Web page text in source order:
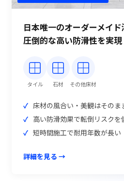
日本唯一のオーダーメイ
圧倒的な高い防滑性を実現
タイル 石材 その他床材
床材の風合い・美観はそのま
高い防滑効果で転倒リスクを
短時間施工で耐用年数が長い
詳細を見る →